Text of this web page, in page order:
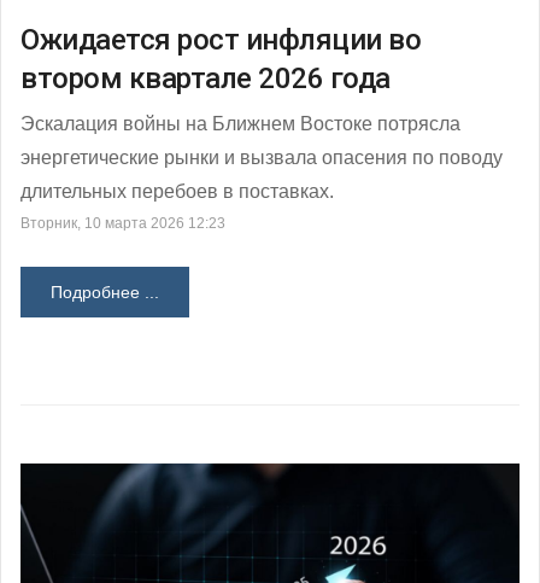
Ожидается рост инфляции во
втором квартале 2026 года
Эскалация войны на Ближнем Востоке потрясла
энергетические рынки и вызвала опасения по поводу
длительных перебоев в поставках.
Вторник, 10 марта 2026 12:23
Подробнее ...